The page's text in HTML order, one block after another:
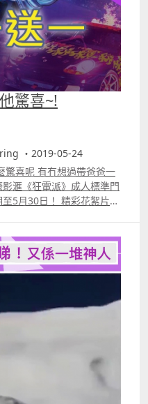
驚喜~!
・2019-05-24
驚喜呢 有冇想過帶爸爸一
滙《狂電派》成人標準門
5月30日！ 精彩花絮片段